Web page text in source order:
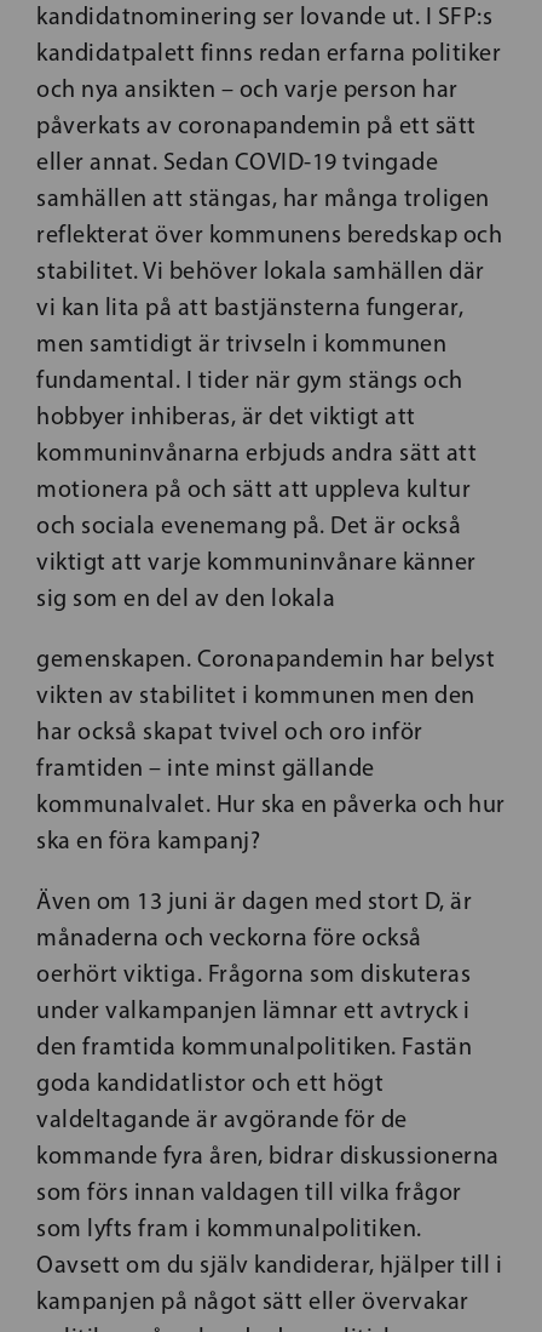
kandidatnominering ser lovande ut. I SFP:s
kandidatpalett finns redan erfarna politiker
och nya ansikten – och varje person har
påverkats av coronapandemin på ett sätt
eller annat. Sedan COVID-19 tvingade
samhällen att stängas, har många troligen
reflekterat över kommunens beredskap och
stabilitet. Vi behöver lokala samhällen där
vi kan lita på att bastjänsterna fungerar,
men samtidigt är trivseln i kommunen
fundamental. I tider när gym stängs och
hobbyer inhi­beras, är det viktigt att
kommuninvånarna erbjuds andra sätt att
motionera på och sätt att uppleva kultur
och sociala evenemang på. Det är också
viktigt att varje kommuninvånare känner
sig som en del av den lokala
gemenskapen. Coronapandemin har belyst
vikten av stabilitet i kommunen men den
har också skapat tvivel och oro inför
framtiden – inte minst gällande
kommunalvalet. Hur ska en påverka och hur
ska en föra kampanj?
Även om 13 juni är dagen med stort D, är
månaderna och veckorna före också
oerhört viktiga. Frågorna som diskuteras
under valkampanjen lämnar ett avtryck i
den framtida kommunalpolitiken. Fastän
goda kandidatlistor och ett högt
valdeltagande är avgörande för de
kommande fyra åren, bidrar diskussionerna
som förs innan valdagen till vilka frågor
som lyfts fram i kommunalpolitiken.
Oavsett om du själv kandiderar, hjälper till i
kampanjen på något sätt eller övervakar